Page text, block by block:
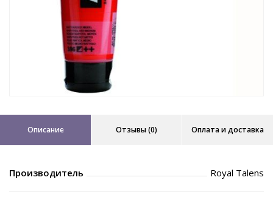
Описание Отзывы (0) Оплата и доставка
Производитель Royal Talens